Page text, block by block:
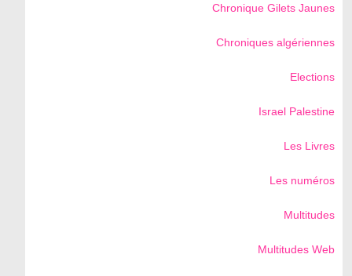
Chronique Gilets Jaunes
Chroniques algériennes
Elections
Israel Palestine
Les Livres
Les numéros
Multitudes
Multitudes Web